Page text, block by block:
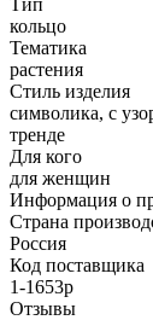
кольцо
Тематика
растения
Стиль изделия
символика, с
тренде
Для кого
для женщин
Информация о
Страна
Россия
Код поставщика
1-1653р
Отзывы